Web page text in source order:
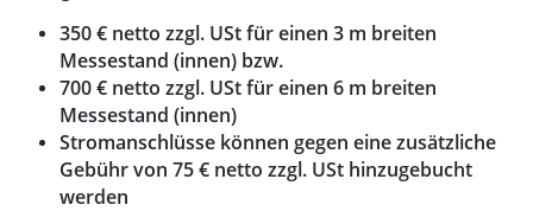
350 € netto zzgl. USt für einen 3 m breiten
Messestand (innen) bzw.
700 € netto zzgl. USt für einen 6 m breiten
Messestand (innen)
Stromanschlüsse können gegen eine zusätzliche
Gebühr von 75 € netto zzgl. USt hinzugebucht
werden